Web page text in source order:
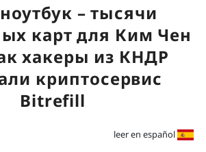
– тысячи
карт для Ким Чен
хакеры из КНДР
криптосервис
Bitrefill
leer en español